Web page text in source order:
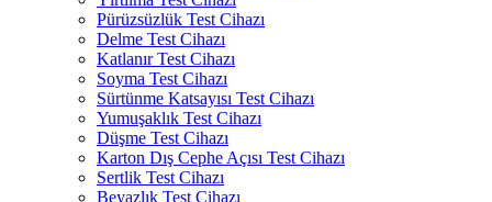
Pürüzsüzlük Test Cihazı
Delme Test Cihazı
Katlanır Test Cihazı
Soyma Test Cihazı
Sürtünme Katsayısı Test Cihazı
Yumuşaklık Test Cihazı
Düşme Test Cihazı
Karton Dış Cephe Açısı Test Cihazı
Sertlik Test Cihazı
Beyazlık Test Cihazı